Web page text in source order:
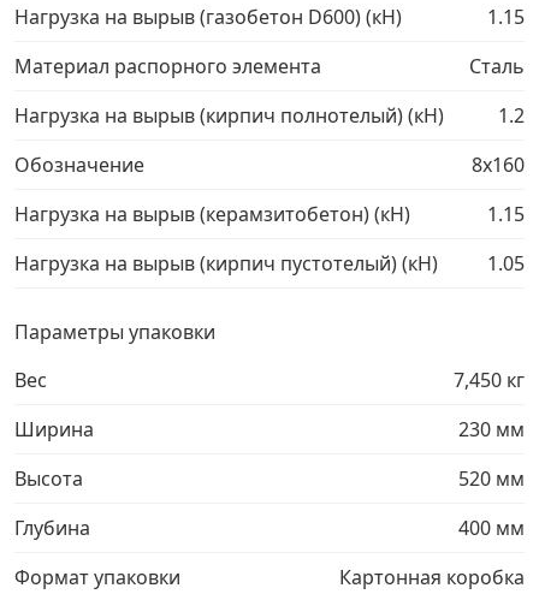
Нагрузка на вырыв (газобетон D600) (кН)
1.15
Материал распорного элемента
Сталь
Нагрузка на вырыв (кирпич полнотелый) (кН)
1.2
Обозначение
8х160
Нагрузка на вырыв (керамзитобетон) (кН)
1.15
Нагрузка на вырыв (кирпич пустотелый) (кН)
1.05
Параметры упаковки
Вес
7,450 кг
Ширина
230 мм
Высота
520 мм
Глубина
400 мм
Формат упаковки
Картонная коробка